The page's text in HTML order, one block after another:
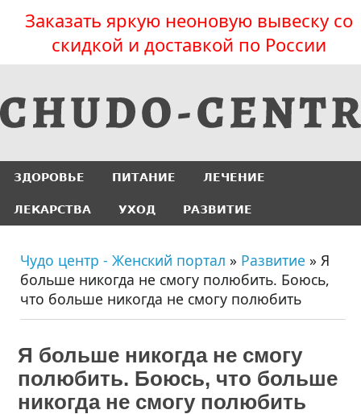
Заказать яркую неоновую вывеску со
скидкой и доставкой по России
ЗДОРОВЬЕ ПИТАНИЕ ЛЕЧЕНИЕ
ЛЕКАРСТВА УХОД РАЗВИТИЕ
Чудо центр - Женский портал » Развитие » Я
больше никогда не смогу полюбить. Боюсь,
что больше никогда не смогу полюбить
Я больше никогда не смогу
полюбить. Боюсь, что больше
никогда не смогу полюбить